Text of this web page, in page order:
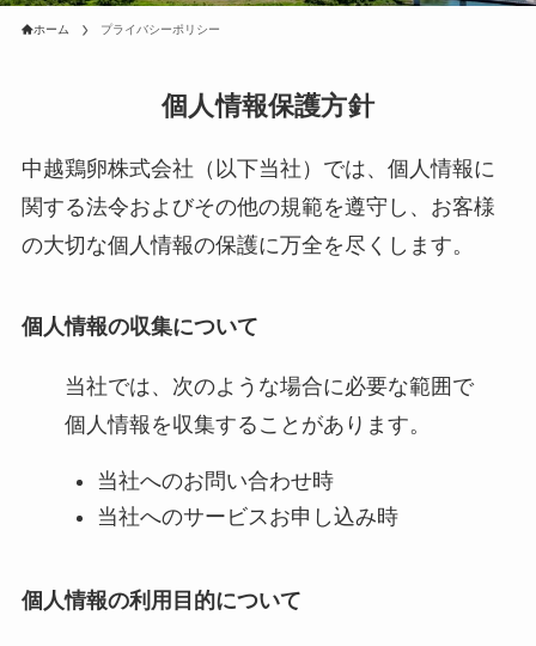
ホーム プライバシーポリシー
個人情報保護方針
中越鶏卵株式会社（以下当社）では、個人情報に
関する法令およびその他の規範を遵守し、お客様
の大切な個人情報の保護に万全を尽くします。
個人情報の収集について
当社では、次のような場合に必要な範囲で
個人情報を収集することがあります。
当社へのお問い合わせ時
当社へのサービスお申し込み時
個人情報の利用目的について